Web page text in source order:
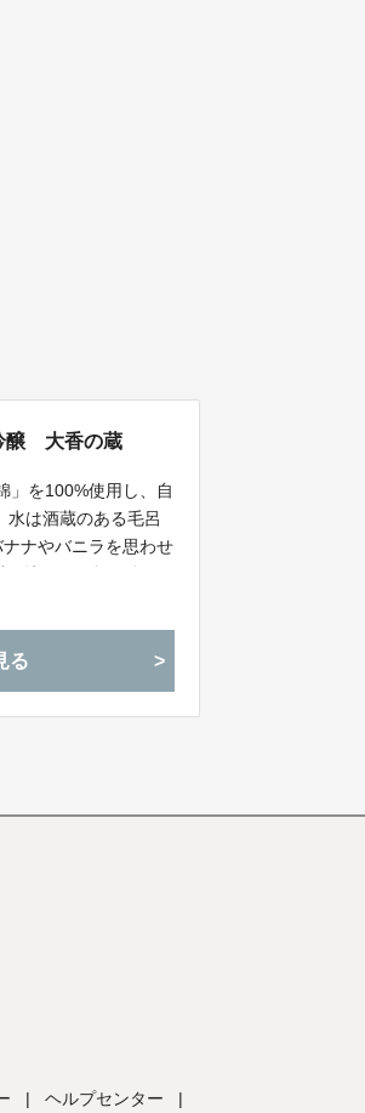
醸 大香の蔵
」を100%使用し、自
水は酒蔵のある毛呂
ナやバニラを思わせ
る
| ヘルプセンター |